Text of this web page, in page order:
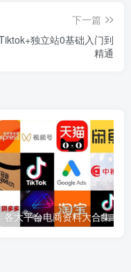
下一篇
独立站0基础入门到
精通